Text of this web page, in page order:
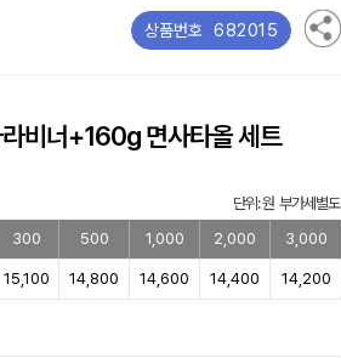
상품번호 682015
비너+160g 면사타올 세트
단위: 원 부가세별도
300 500 1,000 2,000 3,000
15,100 14,800 14,600 14,400 14,200